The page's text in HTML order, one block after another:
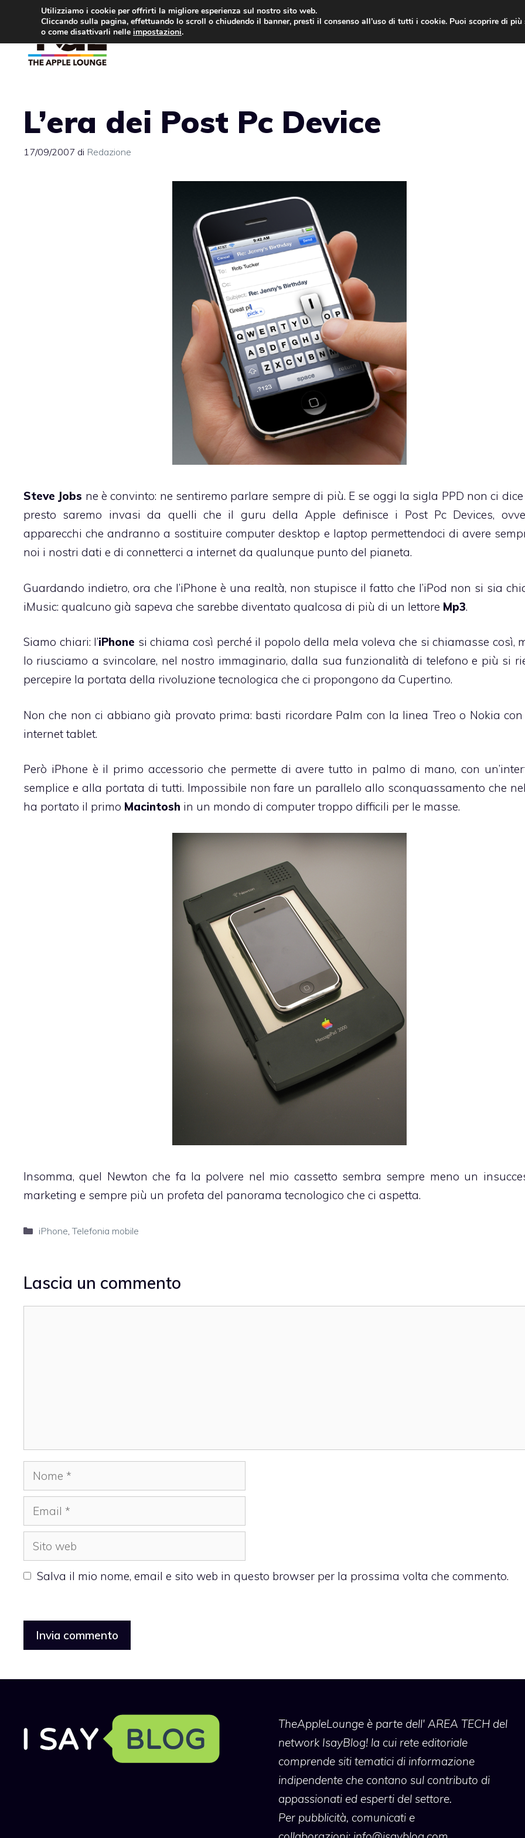
contenuto
L’era dei Post Pc Device
17/09/2007 di Redazione
Steve Jobs ne è convinto: ne sentiremo parlare sempre di più. E se oggi la sigla PPD non ci
presto saremo invasi da quelli che il guru della Apple definisce i Post Pc Devices,
apparecchi che andranno a sostituire computer desktop e laptop permettendoci di avere
noi i nostri dati e di connetterci a internet da qualunque punto del pianeta.
Guardando indietro, ora che l’iPhone è una realtà, non stupisce il fatto che l’iPod non si sia
iMusic: qualcuno già sapeva che sarebbe diventato qualcosa di più di un lettore Mp3.
Siamo chiari: l’iPhone si chiama così perché il popolo della mela voleva che si chiamasse così,
lo riusciamo a svincolare, nel nostro immaginario, dalla sua funzionalità di telefono e più si
percepire la portata della rivoluzione tecnologica che ci propongono da Cupertino.
Non che non ci abbiano già provato prima: basti ricordare Palm con la linea Treo o Nokia
internet tablet.
Però iPhone è il primo accessorio che permette di avere tutto in palmo di mano, con
semplice e alla portata di tutti. Impossibile non fare un parallelo allo sconquassamento che
ha portato il primo Macintosh in un mondo di computer troppo difficili per le masse.
Insomma, quel Newton che fa la polvere nel mio cassetto sembra sempre meno un
marketing e sempre più un profeta del panorama tecnologico che ci aspetta.
Categorie
iPhone ,Telefonia mobile
Lascia un commento
Nome
Email
Sito
web
Salva il mio nome, email e sito web in questo browser per la prossima volta che commento.
TheAppleLoungeè parte dell' AREA TECH del
network IsayBlog! la cui rete editoriale
comprende siti tematici di informazione
indipendente che contano sul contributo di
appassionati ed esperti del settore.
Per pubblicità, comunicati e
Utilizziamo i cookie per offrirti la migliore esperienza sul nostro sito web.
Cliccando sulla pagina, effettuando lo scroll o chiudendo il banner, presti il consenso all’uso di tutti i cookie. Puoi scoprire di
o come disattivarli nelle impostazioni.